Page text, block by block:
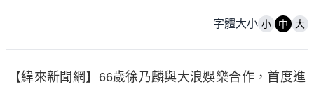
字體大小 小 中 大
【緯來新聞網】66歲徐乃麟與大浪娛樂合作，首度進